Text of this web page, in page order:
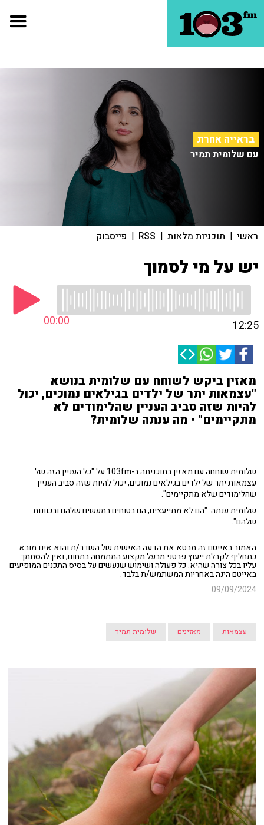
בראייה אחרת
עם שלומית תמיר
ראשי | תוכניות מלאות |
RSS
| פייסבוק
יש על מי לסמוך
00:00 12:25
מאזין ביקש לשוחח עם שלומית בנושא
"עצמאות יתר של ילדים בגילאים נמוכים, יכול
להיות שזה סביב העניין שהלימודים לא
מתקיימים" • מה ענתה שלומית?
שלומית שוחחה עם מאזין בתוכניתה ב-103fm על "כל העניין הזה של
עצמאות יתר של ילדים בגילאים נמוכים, יכול להיות שזה סביב העניין
שהלימודים שלא מתקיימים".
שלומית ענתה: "הם לא מתייעצים, הם בטוחים במעשים שלהם ובכוונות
שלהם".
האמור באייטם זה מבטא את הדעה האישית של השדר/ת והוא אינו מובא
כתחליף לקבלת ייעוץ פרטני מבעל מקצוע המתמחה בתחום, ואין להסתמך
עליו בכל צורה שהיא. כל פעולה ושימוש שנעשים על בסיס התכנים המופיעים
באייטם הינה באחריות המשתמש/ת בלבד.
09/09/2024
עצמאות מאזינים שלומית תמיר